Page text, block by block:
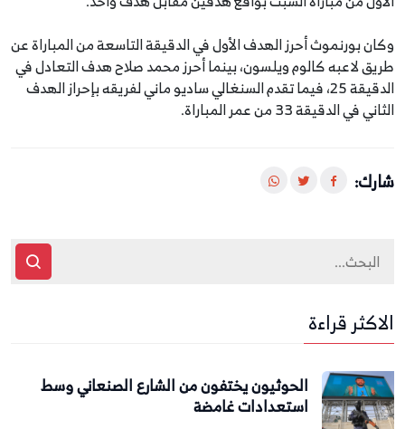
وكان بورنموث أحرز الهدف الأول في الدقيقة التاسعة من المباراة عن
طريق لاعبه كالوم ويلسون، بينما أحرز محمد صلاح هدف التعادل في
الدقيقة 25، فيما تقدم السنغالي ساديو ماني لفريقه بإحراز الهدف
الثاني في الدقيقة 33 من عمر المباراة.
شارك:
الاكثر قراءة
الحوثيون يختفون من الشارع الصنعاني وسط
استعدادات غامضة